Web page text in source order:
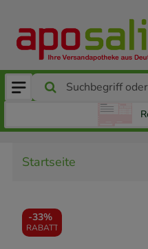
Startseite
-33%
RABATT